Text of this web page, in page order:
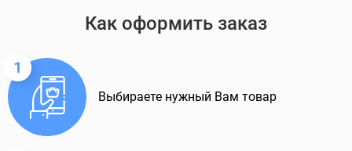
Как оформить заказ
1
Выбираете нужный Вам товар